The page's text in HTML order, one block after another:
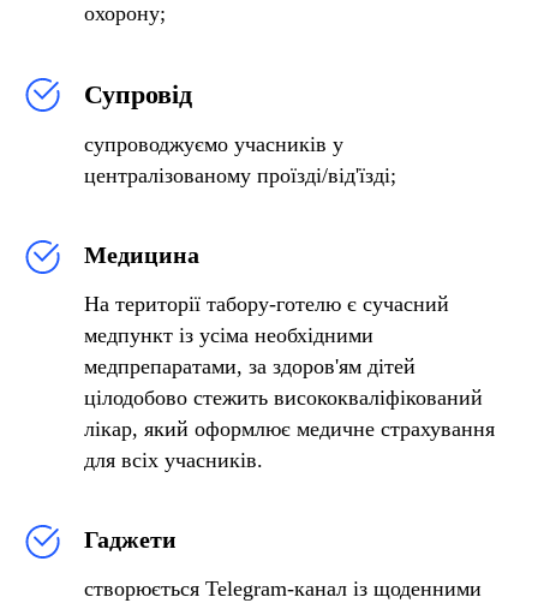
охорону;
Супровід
супроводжуємо учасників у
централізованому проїзді/від'їзді;
Медицина
На території табору-готелю є сучасний
медпункт із усіма необхідними
медпрепаратами, за здоров'ям дітей
цілодобово стежить висококваліфікований
лікар, який оформлює медичне страхування
для всіх учасників.
Гаджети
створюється Telegram-канал із щоденними